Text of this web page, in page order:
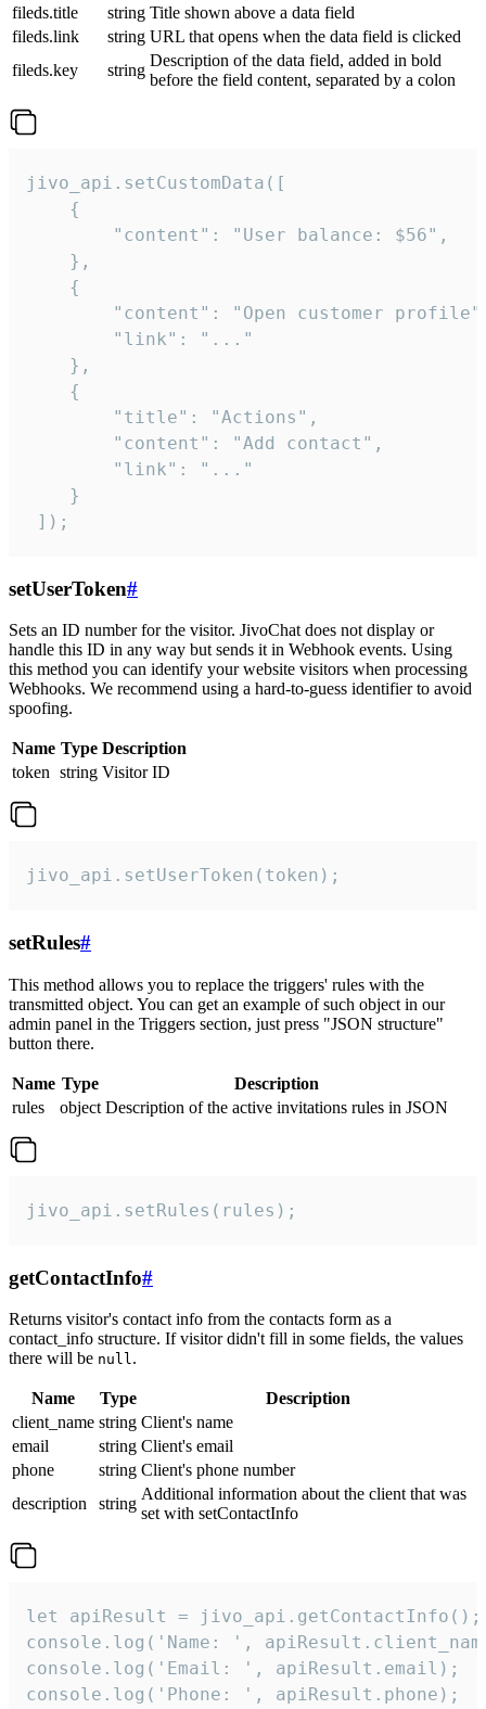
fileds.title
string Title shown above a data field
fileds.link
string URL that opens when the data field is clicked
fileds.key
string
Description of the data field, added in bold
before the field content, separated by a colon
jivo_api.setCustomData([
    {
        "content": "User balance: $56",
    },
    {
"content": "Open customer
        "link": "..."
    },
    {
        "title": "Actions",
        "content": "Add contact",
        "link": "..."
    }
]);
setUserToken#
Sets an ID number for the visitor. JivoChat does not display or
handle this ID in any way but sends it in Webhook events. Using
this method you can identify your website visitors when processing
Webhooks. We recommend using a hard-to-guess identifier to avoid
spoofing.
Name Type Description
token string Visitor ID
jivo_api.setUserToken(token);
setRules#
This method allows you to replace the triggers' rules with the
transmitted object. You can get an example of such object in our
admin panel in the Triggers section, just press "JSON structure"
button there.
Name Type
Description
rules
object Description of the active invitations rules in JSON
jivo_api.setRules(rules);
getContactInfo#
Returns visitor's contact info from the contacts form as a
contact_info structure. If visitor didn't fill in some fields, the values
there will be null.
Name Type
Description
client_name string Client's name
email
string Client's email
phone
string Client's phone number
description
string
Additional information about the client that was
set with setContactInfo
let apiResult = jivo_api.getContactInfo();
console.log('Name: ',
console.log('Email: ', apiResult.email);
console.log('Phone: ', apiResult.phone);